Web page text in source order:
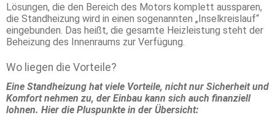
Lösungen, die den Bereich des Motors komplett aussparen,
die Standheizung wird in einen sogenannten „Inselkreislauf“
eingebunden. Das heißt, die gesamte Heizleistung steht der
Beheizung des Innenraums zur Verfügung.
Wo liegen die Vorteile?
Eine Standheizung hat viele Vorteile, nicht nur Sicherheit und
Komfort nehmen zu, der Einbau kann sich auch finanziell
lohnen. Hier die Pluspunkte in der Übersicht: